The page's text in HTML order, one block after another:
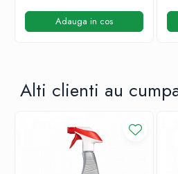
Adauga in cos
Alti clienti au